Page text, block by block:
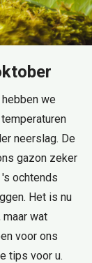
we
neerslag. De
gazon zeker
ochtends
Het is nu
wat
voor ons
tips voor u.